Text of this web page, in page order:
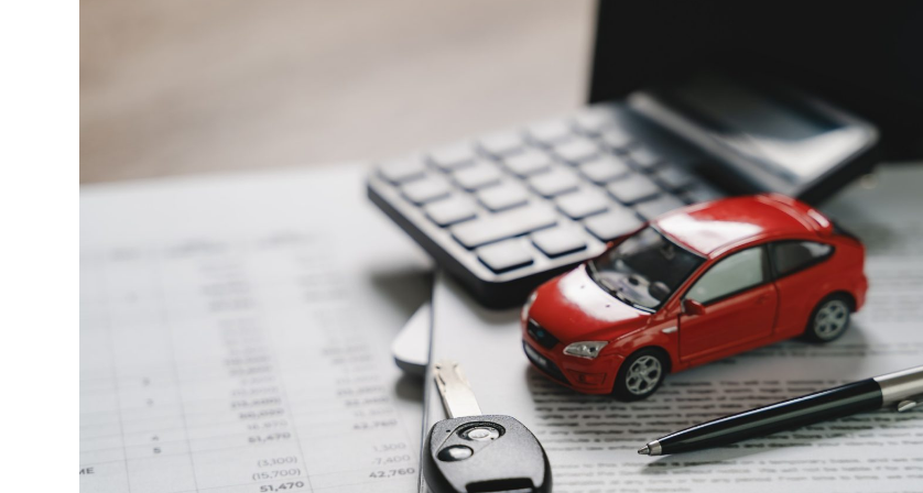
Apoi vine partea de comportament. O pagină pe care vizitatorii stau zece, cincisprezece
minute ca să urmărească replay-ul trimite un semnal greu de ignorat. Google nu îți măsoară
direct satisfacția, însă timpul petrecut, scrollul și revenirile spun ceva despre cât de util e
Și mai e ceva ce se uită ușor. Un webinar reușit atrage linkuri aproape de la sine. Cineva îl
menționează într-un newsletter, altcineva îl citează într-un articol, un partener îl trimite în
comunitatea lui. Fiecare astfel de mențiune e o cărămidă pusă la autoritatea domeniului tău,
iar autoritatea e moneda forte în SEO.
Apoi mai e economia de scară, care mă încântă de fiecare dată. Dintr-o singură sesiune scoți
un articol lung, cinci sau șase clipuri scurte pentru social, o pagină de replay, un episod de
podcast din audio și o serie de întrebări frecvente. O oră de filmare ajunge să hrănească un
calendar editorial întreg, dacă platforma îți permite să scoți ușor materialul brut.
Ce transformă o platformă obișnuită într-una bună pentru